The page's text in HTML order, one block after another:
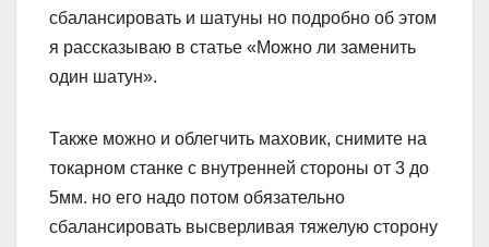
сбалансировать и шатуны но подробно об этом
я рассказываю в статье «Можно ли заменить
один шатун».
Также можно и облегчить маховик, снимите на
токарном станке с внутренней стороны от 3 до
5мм. но его надо потом обязательно
сбалансировать высверливая тяжелую сторону